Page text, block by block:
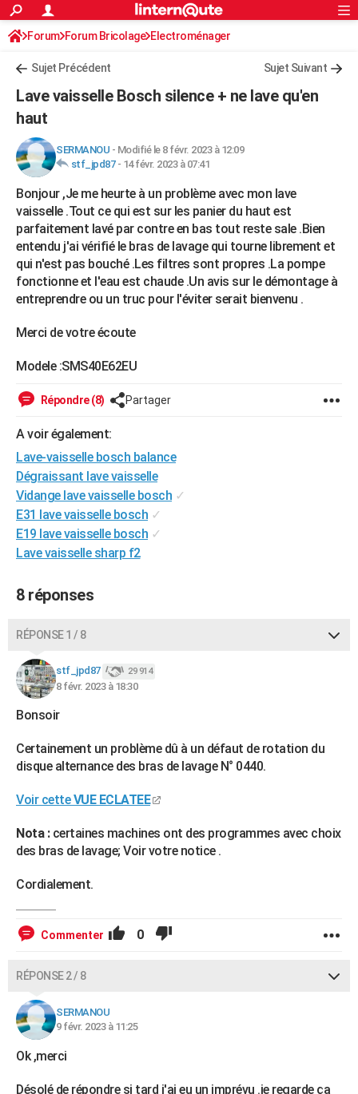
ACTUALITÉS
Politique
Société
Faits Divers
Education
Monde
Villes
+
Programme TV
TNTStreaming
Cinéma
Sorties cinéma
Musique
+FINANCE
Retraite
Impôts
Epargne
Immobilier
Risques naturels par ville
Banque
Assurance
Crédit
AUTO
Essais
Réserver un essai
Citadines
Berlines
SUV
Forum auto
HIGH-TECH
Mobiles
Meilleur smartphone
Internet
Ordinateurs
Jeux vidéo
Guide high-tech
+BRICOLAGE
Forum
Aménagement intérieur
Extérieur
Cuisine
Salle de bains
Jardinage
Rangement
WEEK-END
Guides de France
Escapades
Patrimoine
Expositions
Musées
Week-end nature
+LIFESTYLE
Art de vivre
Bien-être
Modes de vie
Alimentation
Guide de la santé
Maladies
Médicaments
Sommeil
Destinations
City break
Voyage nature
Voyage de noces
Forum
Climat
+
GUIDES D'ACHAT
BONS PLANS
CARTE DE VOEUX
Carte de Noël
Carte Bonne année
Carte Saint-Valentin
Carte Pâques
Carte d'anniversaire
DICTIONNAIRE
Dictionnaire
Biographies
Citations
Expressions
Proverbes
PROGRAMME TV
S'inscrire
Se connecter
Lycées
Collèges
Primaires
Universités
Entreprises
Service militaire
Avis de recherche
AVIS DE DÉCÈS
FORUM
Bricolage
Lifestyle
Culture
Sport
Auto
Television
Voyage
Cinema
S'inscrire
Connexion
Forum Forum Bricolage Electroménager
Sujet Précédent Sujet Suivant
Lave vaisselle Bosch silence + ne lave qu'en
haut
SERMANOU - Modifié le 8 févr. 2023 à 12:09
stf_jpd87- 14 févr. 2023 à 07:41
Bonjour ,Je me heurte à un problème avec mon lave
vaisselle .Tout ce qui est sur les panier du haut est
parfaitement lavé par contre en bas tout reste sale .Bien
entendu j'ai vérifié le bras de lavage qui tourne librement et
qui n'est pas bouché .Les filtres sont propres .La pompe
fonctionne et l'eau est chaude .Un avis sur le démontage à
entreprendre ou un truc pour l'éviter serait bienvenu .
Merci de votre écoute
Modele :SMS40E62EU
Répondre (8) Partager
A voir également:
Lave-vaisselle bosch balance
Dégraissant lave vaisselle
Vidange lave vaisselle bosch ✓
E31 lave vaisselle bosch ✓
E19 lave vaisselle bosch ✓
Lave vaisselle sharp f2
8 réponses
RÉPONSE 1 / 8
stf_jpd87 29 914
8 févr. 2023 à 18:30
Bonsoir
Certainement un problème dû à un défaut de rotation du
disque alternance des bras de lavage N° 0440.
Voir cetteVUE ECLATEE
Nota : certaines machines ont des programmes avec choix
des bras de lavage; Voir votre notice .
Cordialement.
Commenter 0
RÉPONSE 2 / 8
SERMANOU
9 févr. 2023 à 11:25
Ok ,merci
Désolé de répondre si tard j'ai eu un imprévu .je regarde ça